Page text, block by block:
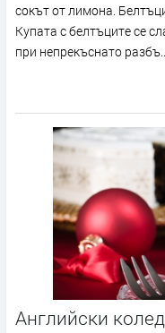
сокът от лимона.
Купата с белтъците се
при непрекъснато
Английски